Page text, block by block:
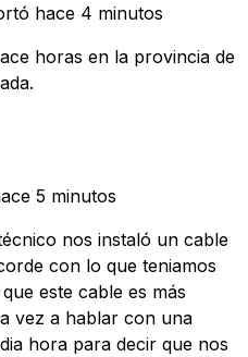
hace 4 minutos
horas en la provincia de
5 minutos
nos instaló un cable
con lo que teniamos
este cable es más
vez a hablar con una
hora para decir que nos